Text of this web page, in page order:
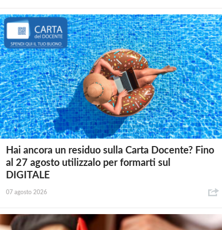
Hai ancora un residuo sulla Carta Docente? Fino
al 27 agosto utilizzalo per formarti sul
DIGITALE
07 agosto 2026